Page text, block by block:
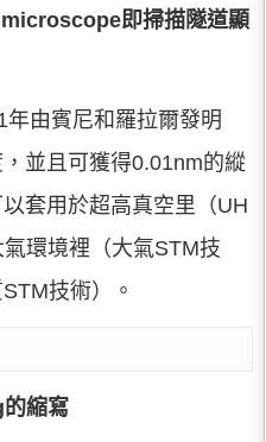
即掃描隧道顯
由賓尼和羅拉爾發明
並且可獲得0.01nm的縱
套用於超高真空里（UH
環境裡（大氣STM技
技術）。
縮寫